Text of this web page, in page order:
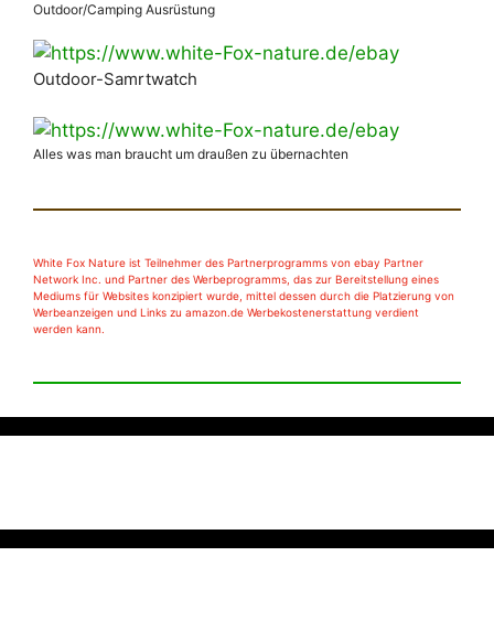
Outdoor/Camping Ausrüstung
Outdoor-Samrtwatch
Alles was man braucht um draußen zu übernachten
White Fox Nature ist Teilnehmer des Partnerprogramms von ebay Partner
Network Inc. und Partner des Werbeprogramms, das zur Bereitstellung eines
Mediums für Websites konzipiert wurde, mittel dessen durch die Platzierung von
Werbeanzeigen und Links zu amazon.de Werbekostenerstattung verdient
werden kann.